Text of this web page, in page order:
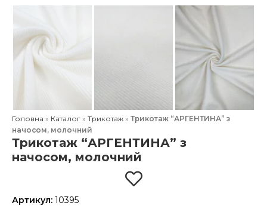
Головна » Каталог »Трикотаж »Трикотаж “АРГЕНТИНА” з
начосом, молочний
Трикотаж “АРГЕНТИНА” з
начосом, молочний
Артикул:10395